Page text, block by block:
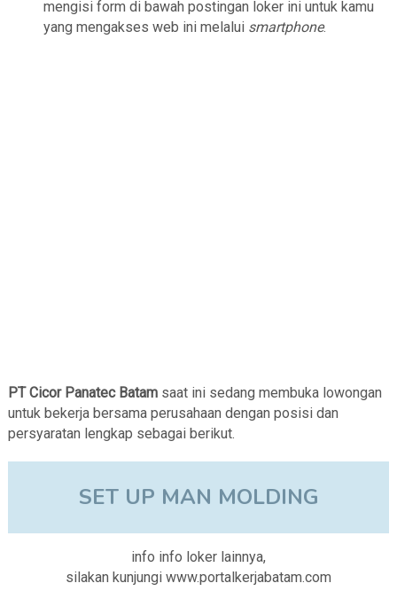
mengisi form di bawah postingan loker ini untuk kamu
yang mengakses web ini melalui smartphone.
PT Cicor Panatec Batamsaat ini sedang membuka lowongan
untuk bekerja bersama perusahaan dengan posisi dan
persyaratan lengkap sebagai berikut.
SET UP MAN MOLDING
info info loker lainnya,
silakan kunjungi www.portalkerjabatam.com